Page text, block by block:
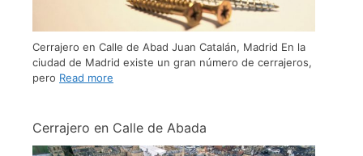
Cerrajero en Calle de Abad Juan Catalán, Madrid En la
ciudad de Madrid existe un gran número de cerrajeros,
pero Read more
Cerrajero en Calle de Abada